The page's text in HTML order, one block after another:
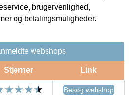
brugervenlighed,
og betalingsmuligheder.
webshops
Stjerner Link
Besøg webshop